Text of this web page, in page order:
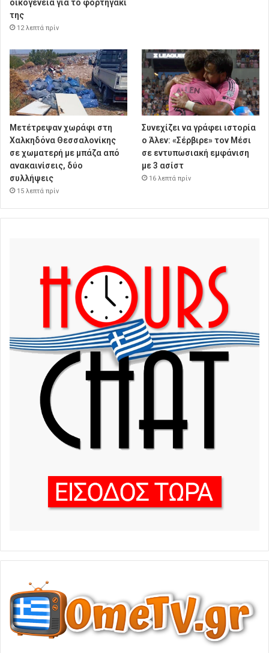
οικογένεια για το φορτηγάκι
της
12 λεπτά πρίν
Μετέτρεψαν χωράφι στη
Χαλκηδόνα Θεσσαλονίκης
σε χωματερή με μπάζα από
ανακαινίσεις, δύο
συλλήψεις
15 λεπτά πρίν
Συνεχίζει να γράφει ιστορία
ο Άλεν: «Σέρβιρε» τον Μέσι
σε εντυπωσιακή εμφάνιση
με 3 ασίστ
16 λεπτά πρίν